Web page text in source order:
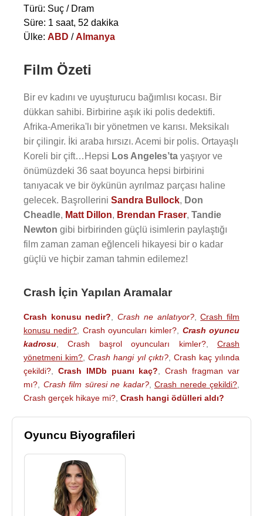
Türü: Suç / Dram
Süre: 1 saat, 52 dakika
Ülke: ABD /Almanya
Film Özeti
Bir ev kadını ve uyuşturucu bağımlısı kocası. Bir
dükkan sahibi. Birbirine aşık iki polis dedektifi.
Afrika-Amerika'lı bir yönetmen ve karısı. Meksikalı
bir çilingir. İki araba hırsızı. Acemi bir polis. Ortayaşlı
Koreli bir çift…Hepsi Los Angeles’ta yaşıyor ve
önümüzdeki 36 saat boyunca hepsi birbirini
tanıyacak ve bir öykünün ayrılmaz parçası haline
gelecek. Başrollerini Sandra Bullock, Don
Cheadle, Matt Dillon, Brendan Fraser, Tandie
Newton gibi birbirinden güçlü isimlerin paylaştığı
film zaman zaman eğlenceli hikayesi bir o kadar
güçlü ve hiçbir zaman tahmin edilemez!
Crash İçin Yapılan Aramalar
Crash konusu nedir? ,Crash ne anlatıyor?,Crash film
konusu nedir?
Crash oyuncuları kimler?
Crash oyuncu
kadrosu ,Crash başrol oyuncuları kimler?,Crash
yönetmeni kim? ,Crash hangi yıl çıktı?, Crash kaç yılında
çekildi?
Crash IMDb puanı kaç? ,Crash fragman var
mı?
Crash film süresi ne kadar?, Crash nerede çekildi?
Crash gerçek hikaye mi? Crash hangi ödülleri aldı?
Oyuncu Biyografileri